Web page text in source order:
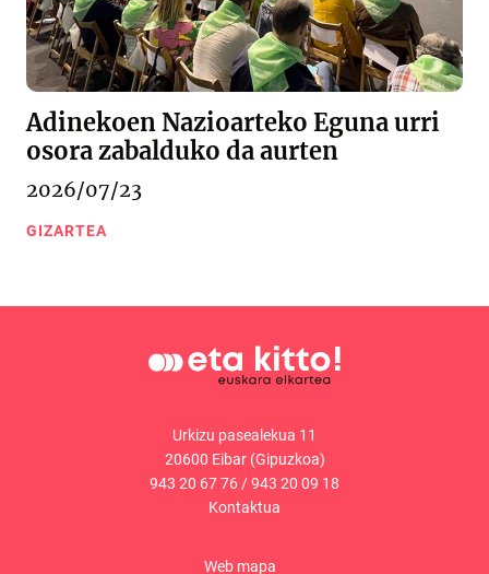
Adinekoen Nazioarteko Eguna urri
osora zabalduko da aurten
2026/07/23
GIZARTEA
Urkizu pasealekua 11
20600 Eibar (Gipuzkoa)
943 20 67 76 /943 20 09 18
Kontaktua
Web mapa